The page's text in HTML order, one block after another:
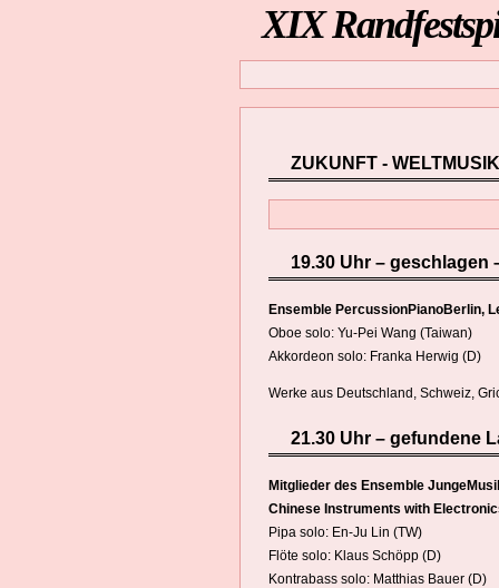
XIX
ZUKUNFT - WELTMUSIK
19.30 Uhr – geschlagen
Ensemble PercussionPianoBerlin,
Oboe solo: Yu-Pei Wang (Taiwan)
Akkordeon solo: Franka Herwig (D)
Werke aus Deutschland, Schweiz,
21.30 Uhr – gefundene
Mitglieder des Ensemble
Chinese Instruments with
Pipa solo: En-Ju Lin (TW)
Flöte solo: Klaus Schöpp (D)
Kontrabass solo: Matthias Bauer (D)